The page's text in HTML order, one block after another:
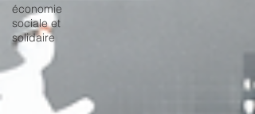
économie
sociale et
solidaire